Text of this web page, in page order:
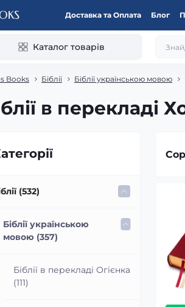
Доставка та Оплата Блог
Каталог товарів
Books Біблії Біблії українською мовою
в перекладі
(532)
Біблії українською
мовою (357)
Біблії в перекладі Огієнка
(111)